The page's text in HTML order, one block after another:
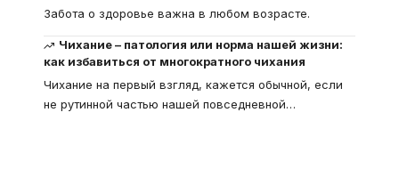
Забота о здоровье важна в любом возрасте.
Чихание – патология или норма нашей жизни:
как избавиться от многократного чихания
Чихание на первый взгляд, кажется обычной, если
не рутинной частью нашей повседневной…